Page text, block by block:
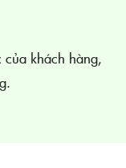
của khách hàng,